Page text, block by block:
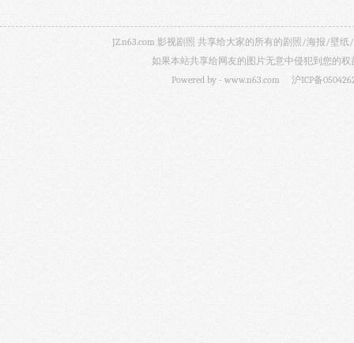
JZ.n63.com 影视剧照 共享给大家的所有的剧照/海报/壁
如果本站共享给网友的图片无意中侵犯到您的
Powered by - www.n63.com 沪ICP备